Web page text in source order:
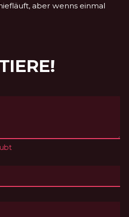
aber wenns einmal